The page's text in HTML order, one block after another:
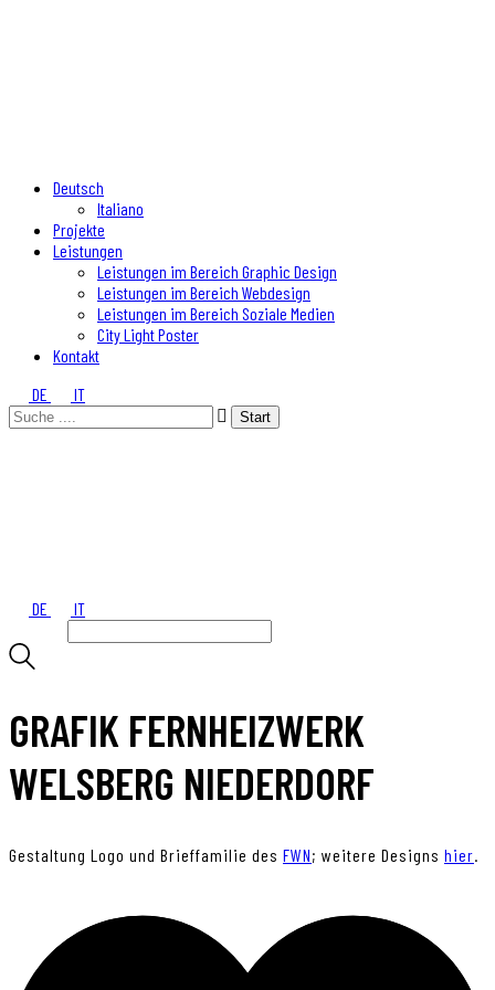
Deutsch
Italiano
Projekte
Leistungen
Leistungen im Bereich Graphic Design
Leistungen im Bereich Webdesign
Leistungen im Bereich Soziale Medien
City Light Poster
Kontakt
DE
IT
DE IT
GRAFIK FERNHEIZWERK
WELSBERG NIEDERDORF
Gestaltung Logo und Brieffamilie des FWN; weitere Designs hier